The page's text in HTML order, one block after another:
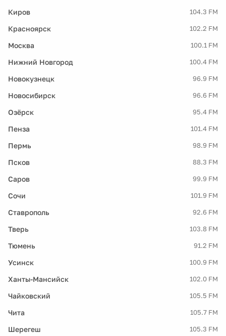
Киров 104.3 FM
Красноярск 102.2 FM
Москва 100.1 FM
Нижний Новгород 100.4 FM
Новокузнецк 96.9 FM
Новосибирск 96.6 FM
Озёрск 95.4 FM
Пенза 101.4 FM
Пермь 98.9 FM
Псков 88.3 FM
Саров 99.9 FM
Сочи 101.9 FM
Ставрополь 92.6 FM
Тверь 103.8 FM
Тюмень 91.2 FM
Усинск 100.9 FM
Ханты-Мансийск 102.0 FM
Чайковский 105.5 FM
Чита 105.7 FM
Шерегеш 105.3 FM